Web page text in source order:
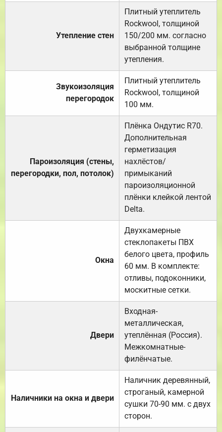
Утепление стен
Плитный утеплитель
Rockwool, толщиной
150/200 мм. согласно
выбранной толщине
утепления.
Звукоизоляция
перегородок
Плитный утеплитель
Rockwool, толщиной
100 мм.
Пароизоляция (стены,
перегородки, пол, потолок)
Плёнка Ондутис R70.
Дополнительная
герметизация
нахлёстов/
примыканий
пароизоляционной
плёнки клейкой лентой
Delta.
Окна
Двухкамерные
стеклопакеты ПВХ
белого цвета, профиль
60 мм. В комплекте:
отливы, подоконники,
москитные сетки.
Двери
Входная-
металлическая,
утеплённая (Россия).
Межкомнатные-
филёнчатые.
Наличники на окна и двери
Наличник деревянный,
строганый, камерной
сушки 70-90 мм. с двух
сторон.